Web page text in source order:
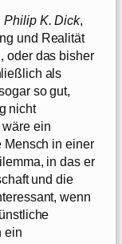
Philip K. Dick,
und Realität
oder das bisher
als
so gut,
nicht
ein
Mensch in einer
in das er
und die
wenn
ein